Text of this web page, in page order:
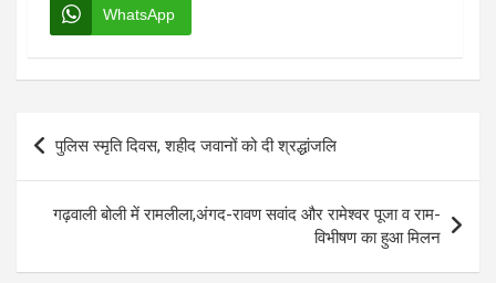
WhatsApp
Post
navigation
पुलिस स्मृति दिवस, शहीद जवानों को दी श्रद्धांजलि
गढ़वाली बोली में रामलीला,अंगद-रावण सवांद और रामेश्वर पूजा व राम-
विभीषण का हुआ मिलन